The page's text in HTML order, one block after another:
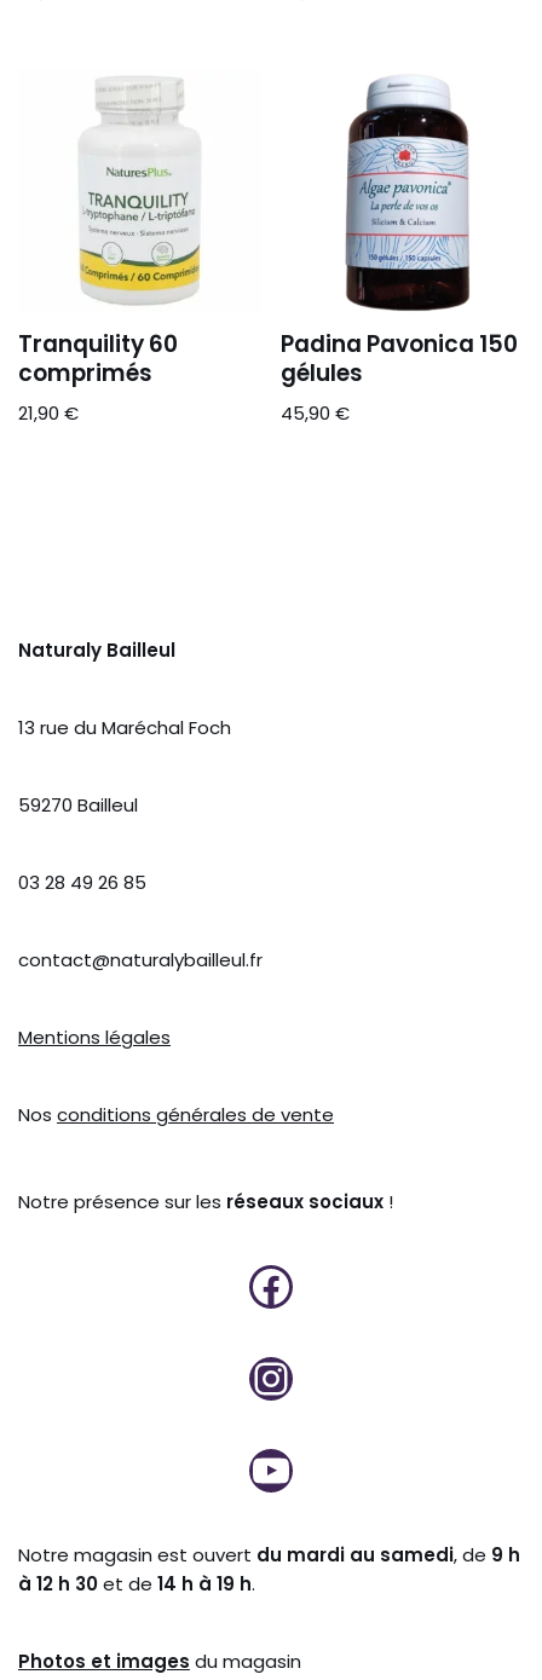
Tranquility 60
comprimés
21,90 €
Padina Pavonica 150
gélules
45,90€
Naturaly Bailleul
13 rue du Maréchal Foch
59270 Bailleul
03 28 49 26 85
contact@naturalybailleul.fr
Mentions légales
Nos conditions générales de vente
Notre présence sur les réseaux sociaux !
Notre magasin est ouvert du mardi au samedi, de 9 h
à 12 h 30et de 14 h à 19 h.
Photos et images du magasin